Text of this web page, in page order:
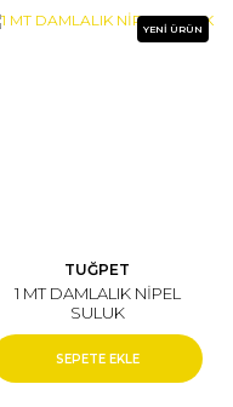
YENİ ÜRÜN
TUĞPET
1 MT DAMLALIK NİPEL
SULUK
SEPETE EKLE